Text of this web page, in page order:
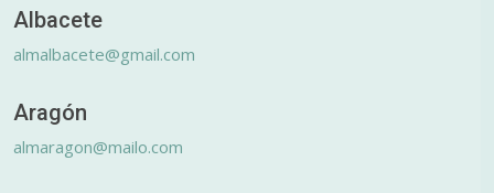
Albacete
almalbacete@gmail.com
Aragón
almaragon@mailo.com